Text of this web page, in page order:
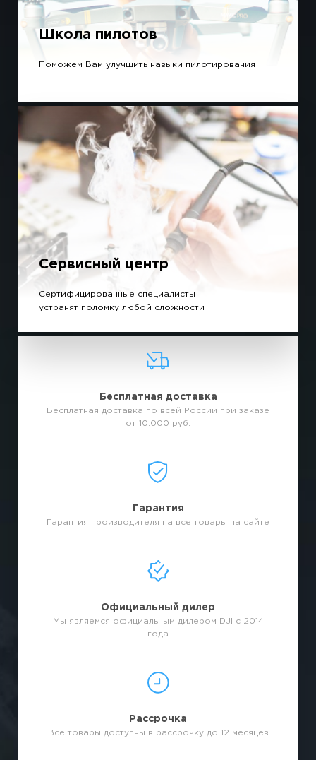
Школа пилотов
Поможем Вам улучшить навыки пилотирования
Сервисный центр
Сертифицированные специалисты
устранят поломку любой сложности
Бесплатная доставка
Бесплатная доставка по всей России при заказе
от 10.000 руб.
Гарантия
Гарантия производителя на все товары на сайте
Официальный дилер
Мы являемся официальным дилером DJI с 2014
года
Рассрочка
Все товары доступны в рассрочку до 12 месяцев